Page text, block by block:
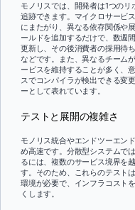
モノリスでは、開発者は1つの
追跡できます。マイクロサービ
にまたがり、異なる依存関係や
ールドを追加するだけで、数週
更新し、その後消費者の採用待
などです。また、異なるチーム
ービスを維持することが多く、
スでコンパイラが検出できる変
ーとして表れています。
テストと展開の複雑さ
モノリス統合やエンドツーエン
め高速です。分散型システムで
るには、複数のサービス境界を
す。そのため、これらのテスト
環境が必要で、インフラコスト
くします。